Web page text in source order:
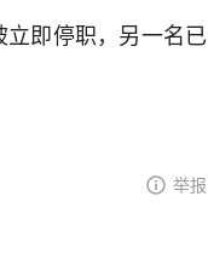
即停职，另一名已
举报